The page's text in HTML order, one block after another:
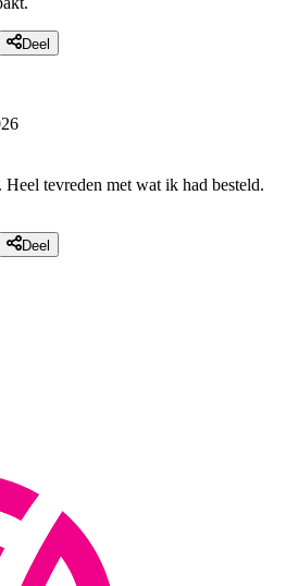
Deel
tevreden met wat ik had besteld.
Deel